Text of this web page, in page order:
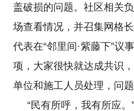
盖破损的问题。社区相关
场查看情况，并召集网格
代表在“邻里间·紫藤下”议
项，大家很快就达成共识
单位和施工人员处理，问题
“民有所呼，我有所应